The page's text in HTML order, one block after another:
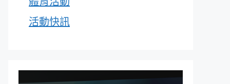
活動快訊